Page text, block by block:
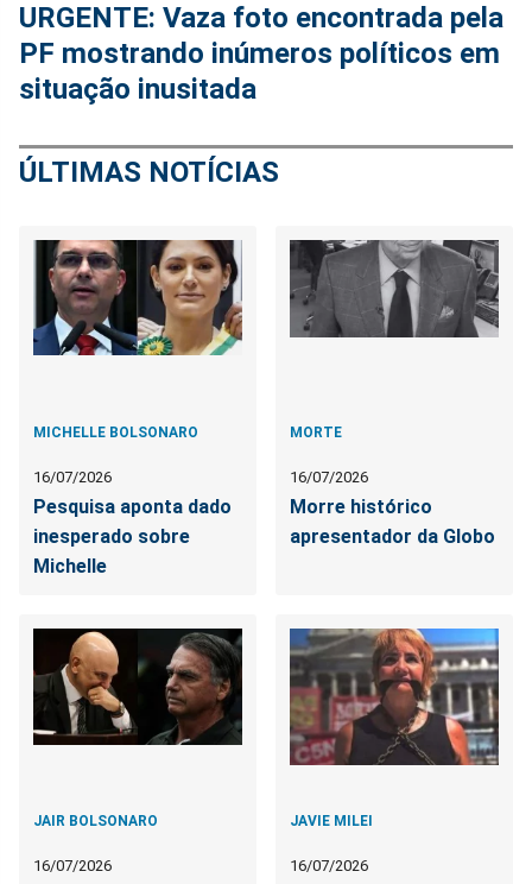
URGENTE: Vaza foto encontrada pela
PF mostrando inúmeros políticos em
situação inusitada
ÚLTIMAS NOTÍCIAS
MICHELLE BOLSONARO
16/07/2026
Pesquisa aponta dado
inesperado sobre
Michelle
MORTE
16/07/2026
Morre histórico
apresentador da Globo
JAIR BOLSONARO
16/07/2026
JAVIE MILEI
16/07/2026